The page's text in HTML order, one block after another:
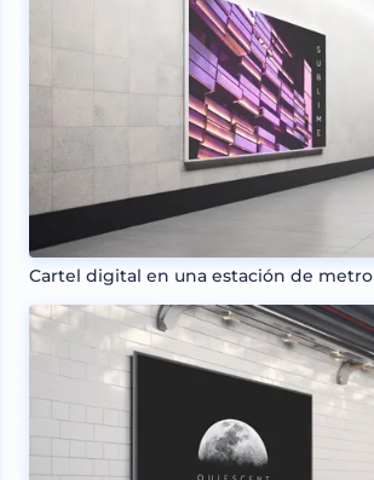
Cartel digital en una estación de metro